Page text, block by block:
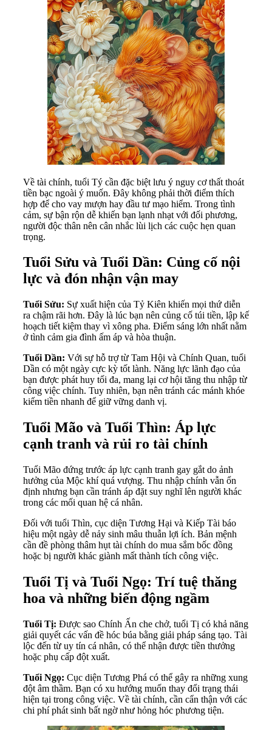
Về tài chính, tuổi Tý cần đặc biệt lưu ý nguy cơ thất thoát
tiền bạc ngoài ý muốn. Đây không phải thời điểm thích
hợp để cho vay mượn hay đầu tư mạo hiểm. Trong tình
cảm, sự bận rộn dễ khiến bạn lạnh nhạt với đối phương,
người độc thân nên cân nhắc lùi lịch các cuộc hẹn quan
trọng.
Tuổi Sửu và Tuổi Dần: Củng cố nội
lực và đón nhận vận may
Tuổi Sửu: Sự xuất hiện của Tỷ Kiên khiến mọi thứ diễn
ra chậm rãi hơn. Đây là lúc bạn nên củng cố túi tiền, lập kế
hoạch tiết kiệm thay vì xông pha. Điểm sáng lớn nhất nằm
ở tình cảm gia đình ấm áp và hòa thuận.
Tuổi Dần: Với sự hỗ trợ từ Tam Hội và Chính Quan, tuổi
Dần có một ngày cực kỳ tốt lành. Năng lực lãnh đạo của
bạn được phát huy tối đa, mang lại cơ hội tăng thu nhập từ
công việc chính. Tuy nhiên, bạn nên tránh các mánh khóe
kiếm tiền nhanh để giữ vững danh vị.
Tuổi Mão và Tuổi Thìn: Áp lực
cạnh tranh và rủi ro tài chính
Tuổi Mão đứng trước áp lực cạnh tranh gay gắt do ảnh
hưởng của Mộc khí quá vượng. Thu nhập chính vẫn ổn
định nhưng bạn cần tránh áp đặt suy nghĩ lên người khác
trong các mối quan hệ cá nhân.
Đối với tuổi Thìn, cục diện Tương Hại và Kiếp Tài báo
hiệu một ngày dễ nảy sinh mâu thuẫn lợi ích. Bản mệnh
cần đề phòng thâm hụt tài chính do mua sắm bốc đồng
hoặc bị người khác giành mất thành tích công việc.
Tuổi Tị và Tuổi Ngọ: Trí tuệ thăng
hoa và những biến động ngầm
Tuổi Tị: Được sao Chính Ấn che chở, tuổi Tị có khả năng
giải quyết các vấn đề hóc búa bằng giải pháp sáng tạo. Tài
lộc đến từ uy tín cá nhân, có thể nhận được tiền thưởng
hoặc phụ cấp đột xuất.
Tuổi Ngọ: Cục diện Tương Phá có thể gây ra những xung
đột âm thầm. Bạn có xu hướng muốn thay đổi trạng thái
hiện tại trong công việc. Về tài chính, cần cẩn thận với các
chi phí phát sinh bất ngờ như hỏng hóc phương tiện.